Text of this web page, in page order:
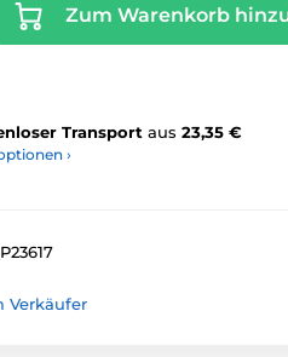
Zum Warenkorb
Transport aus 23,35 €
›
P23617
Verkäufer